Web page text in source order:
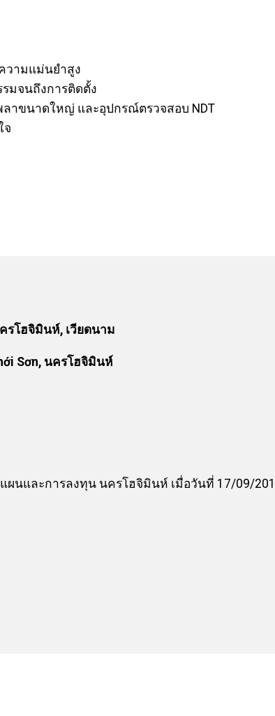
วามแม่นยำสูง
มจนถึงการติดตั้ง
พลาขนาดใหญ่ และอุปกรณ์ตรวจสอบ NDT
จ
รโฮจิมินห์, เวียดนาม
Sơn, นครโฮจิมินห์
ผนและการลงทุน นครโฮจิมินห์ เมื่อวันที่ 17/09/